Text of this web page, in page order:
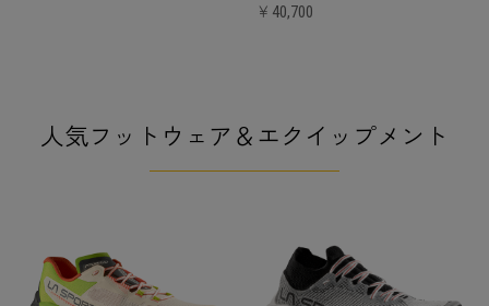
￥40,700
人気フットウェア＆エクイップメント